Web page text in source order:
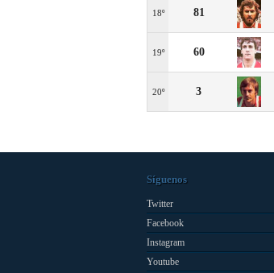
18º 81
19º 60
20º 3
Síguenos
Twitter
Facebook
Instagram
Youtube